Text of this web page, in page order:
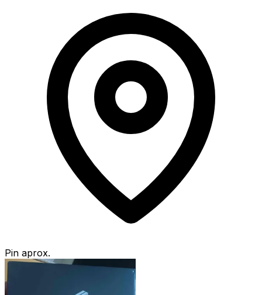
Pin aprox.